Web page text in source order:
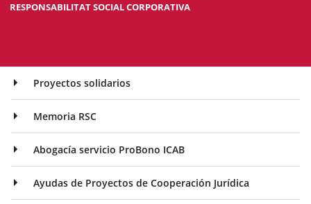
RESPONSABILITAT SOCIAL CORPORATIVA
Proyectos solidarios
Memoria RSC
Abogacía servicio ProBono ICAB
Ayudas de Proyectos de Cooperación Jurídica